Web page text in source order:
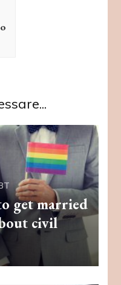
get married
civil